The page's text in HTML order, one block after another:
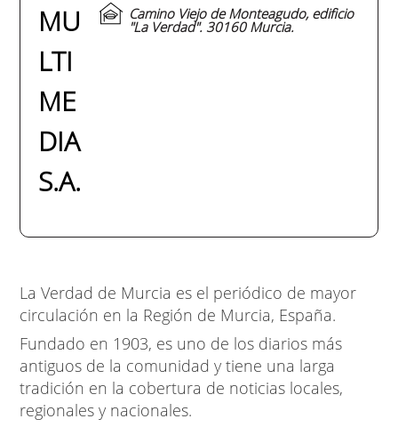
MU
LTI
ME
DIA
S.A.
Camino Viejo de Monteagudo, edificio
"La Verdad". 30160 Murcia.
La Verdad de Murcia es el periódico de mayor
circulación en la Región de Murcia, España.
Fundado en 1903, es uno de los diarios más
antiguos de la comunidad y tiene una larga
tradición en la cobertura de noticias locales,
regionales y nacionales.